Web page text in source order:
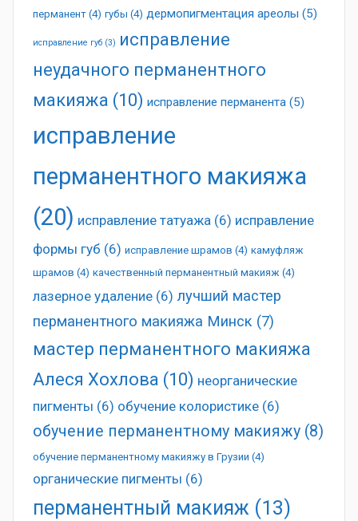
перманент (4) губы (4) дермопигментация ареолы (5)
исправление губ (3) исправление
неудачного перманентного
макияжа (10) исправление перманента (5)
исправление
перманентного макияжа
(20) исправление татуажа (6) исправление
формы губ (6) исправление шрамов (4) камуфляж
шрамов (4) качественный перманентный макияж (4)
лазерное удаление (6) лучший мастер
перманентного макияжа Минск (7)
мастер перманентного макияжа
Алеся Хохлова (10) неорганические
пигменты (6) обучение колористике (6)
обучение перманентному макияжу (8)
обучение перманентному макияжу в Грузии (4)
органические пигменты (6)
перманентный макияж (13)